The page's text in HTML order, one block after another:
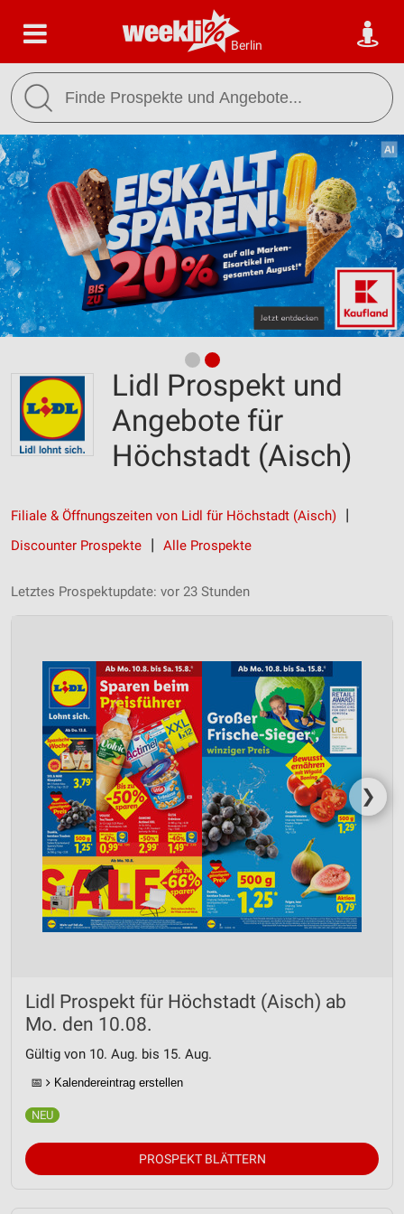
Berlin
Lidl Prospekt und
Angebote für
Höchstadt (Aisch)
Filiale & Öffnungszeiten von Lidl für Höchstadt (Aisch)
Discounter Prospekte
Alle Prospekte
Letztes Prospektupdate: vor 23 Stunden
❯
Lidl Prospekt für Höchstadt (Aisch) ab
Mo. den 10.08.
Gültig von 10. Aug. bis 15. Aug.
📅 Kalendereintrag erstellen
PROSPEKT BLÄTTERN